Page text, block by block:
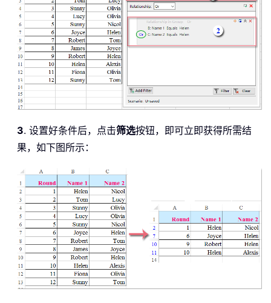
3. 设置好条件后，点击筛选按钮，即可立即获得所需结
果，如下图所示：